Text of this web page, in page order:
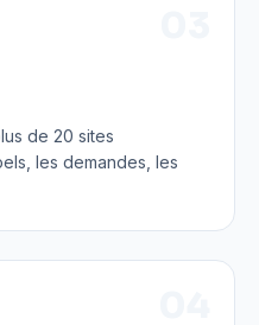
de 20 sites
les demandes, les